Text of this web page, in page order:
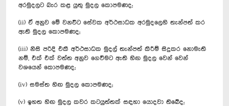
අරමුදලට බැර කළ යුතු මුදල කොපමණද;
(ii) ඒ අනුව මේ වනවිට සේවක අර්ථසාධක අරමුදලෙහි තැන්පත් කර
ඇති මුදල කොපමණද;
(iii) නිසි පරිදි එකී අර්ථසාධක මුදල් තැන්පත් කිරීම් සිදුකර නොමැති
නම්, එක් එක් වත්ත අනුව ගෙවීමට ඇති හිඟ මුදල වෙන් වෙන්
වශයෙන් කොපමණද;
(iv) සමස්ත හිඟ මුදල කොපමණද;
(v) ඉහත හිඟ මුදල කවර කටයුත්තක් සඳහා යොදවා තිබේද;